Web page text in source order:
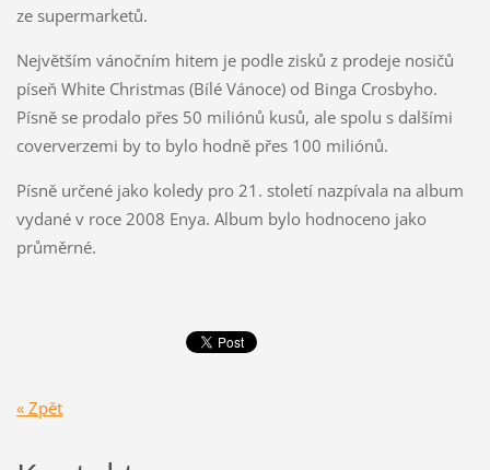
ze supermarketů.
Největším vánočním hitem je podle zisků z prodeje nosičů
píseň White Christmas (Bílé Vánoce) od Binga Crosbyho.
Písně se prodalo přes 50 miliónů kusů, ale spolu s dalšími
coververzemi by to bylo hodně přes 100 miliónů.
Písně určené jako koledy pro 21. století nazpívala na album
vydané v roce 2008 Enya. Album bylo hodnoceno jako
průměrné.
« Zpět